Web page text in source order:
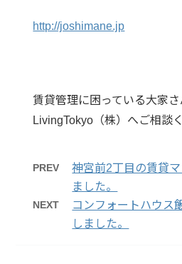
http://joshimane.jp
賃貸管理に困っている大家さ
LivingTokyo（株）へご相談
PREV
神宮前2丁目の賃貸
ました。
NEXT
コンフォートハウス
しました。